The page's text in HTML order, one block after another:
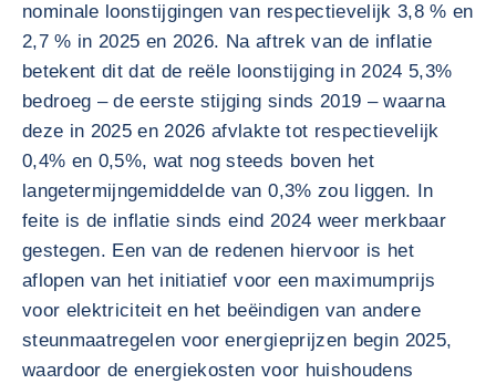
nominale loonstijgingen van respectievelijk 3,8 % en
2,7 % in 2025 en 2026. Na aftrek van de inflatie
betekent dit dat de reële loonstijging in 2024 5,3%
bedroeg – de eerste stijging sinds 2019 – waarna
deze in 2025 en 2026 afvlakte tot respectievelijk
0,4% en 0,5%, wat nog steeds boven het
langetermijngemiddelde van 0,3% zou liggen. In
feite is de inflatie sinds eind 2024 weer merkbaar
gestegen. Een van de redenen hiervoor is het
aflopen van het initiatief voor een maximumprijs
voor elektriciteit en het beëindigen van andere
steunmaatregelen voor energieprijzen begin 2025,
waardoor de energiekosten voor huishoudens